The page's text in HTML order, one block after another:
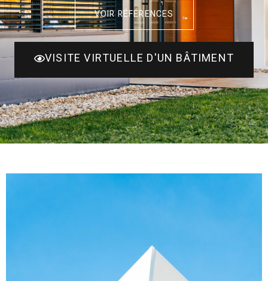
VOIR RÉFÉRENCES
VISITE VIRTUELLE D'UN BÂTIMENT